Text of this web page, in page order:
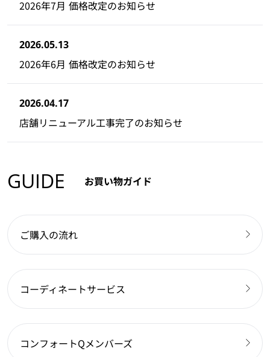
2026年7月 価格改定のお知らせ
2026.05.13
2026年6月 価格改定のお知らせ
2026.04.17
店舗リニューアル工事完了のお知らせ
GUIDE お買い物ガイド
ご購入の流れ
コーディネートサービス
コンフォートQメンバーズ